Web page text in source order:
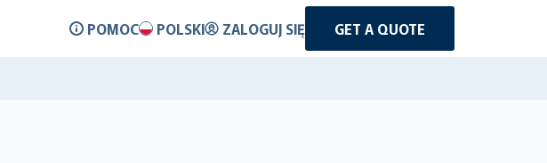
POMOC POLSKI ZALOGUJ SIĘ GET A QUOTE